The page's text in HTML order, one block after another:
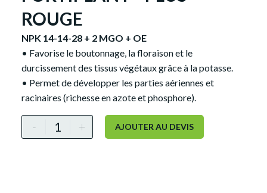
ROUGE
NPK 14-14-28 + 2 MGO + OE
• Favorise le boutonnage, la floraison et le
durcissement des tissus végétaux grâce à la potasse.
• Permet de développer les parties aériennes et
racinaires (richesse en azote et phosphore).
- + AJOUTER AU DEVIS
Alternative: